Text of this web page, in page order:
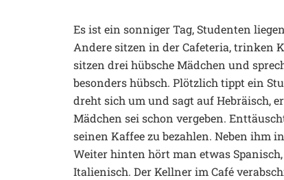
Es ist ein sonniger Tag, Studenten
Andere sitzen in der Cafeteria, trinken
sitzen drei hübsche Mädchen und
besonders hübsch. Plötzlich tippt ein
dreht sich um und sagt auf Hebräisch,
Mädchen sei schon vergeben.
seinen Kaffee zu bezahlen. Neben ihm
Weiter hinten hört man etwas
Italienisch. Der Kellner im Café